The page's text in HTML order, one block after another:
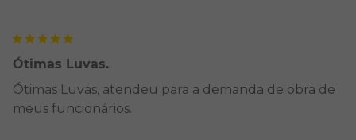
Ótimas Luvas.
Ótimas Luvas, atendeu para a demanda de obra de
meus funcionários.